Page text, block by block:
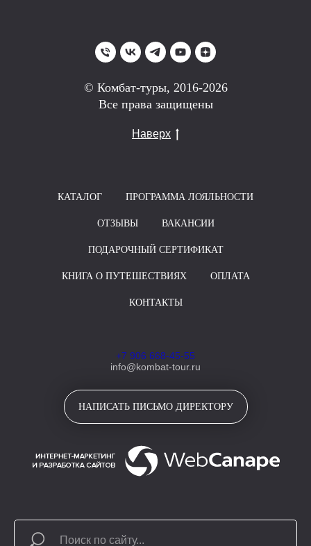
© Комбат-туры, 2016-2026
Все права защищены
Наверх
КАТАЛОГ ПРОГРАММА ЛОЯЛЬНОСТИ
ОТЗЫВЫ ВАКАНСИИ
ПОДАРОЧНЫЙ СЕРТИФИКАТ
КНИГА О ПУТЕШЕСТВИЯХ ОПЛАТА
КОНТАКТЫ
+7 906 668-45-55
info@kombat-tour.ru
НАПИСАТЬ ПИСЬМО ДИРЕКТОРУ